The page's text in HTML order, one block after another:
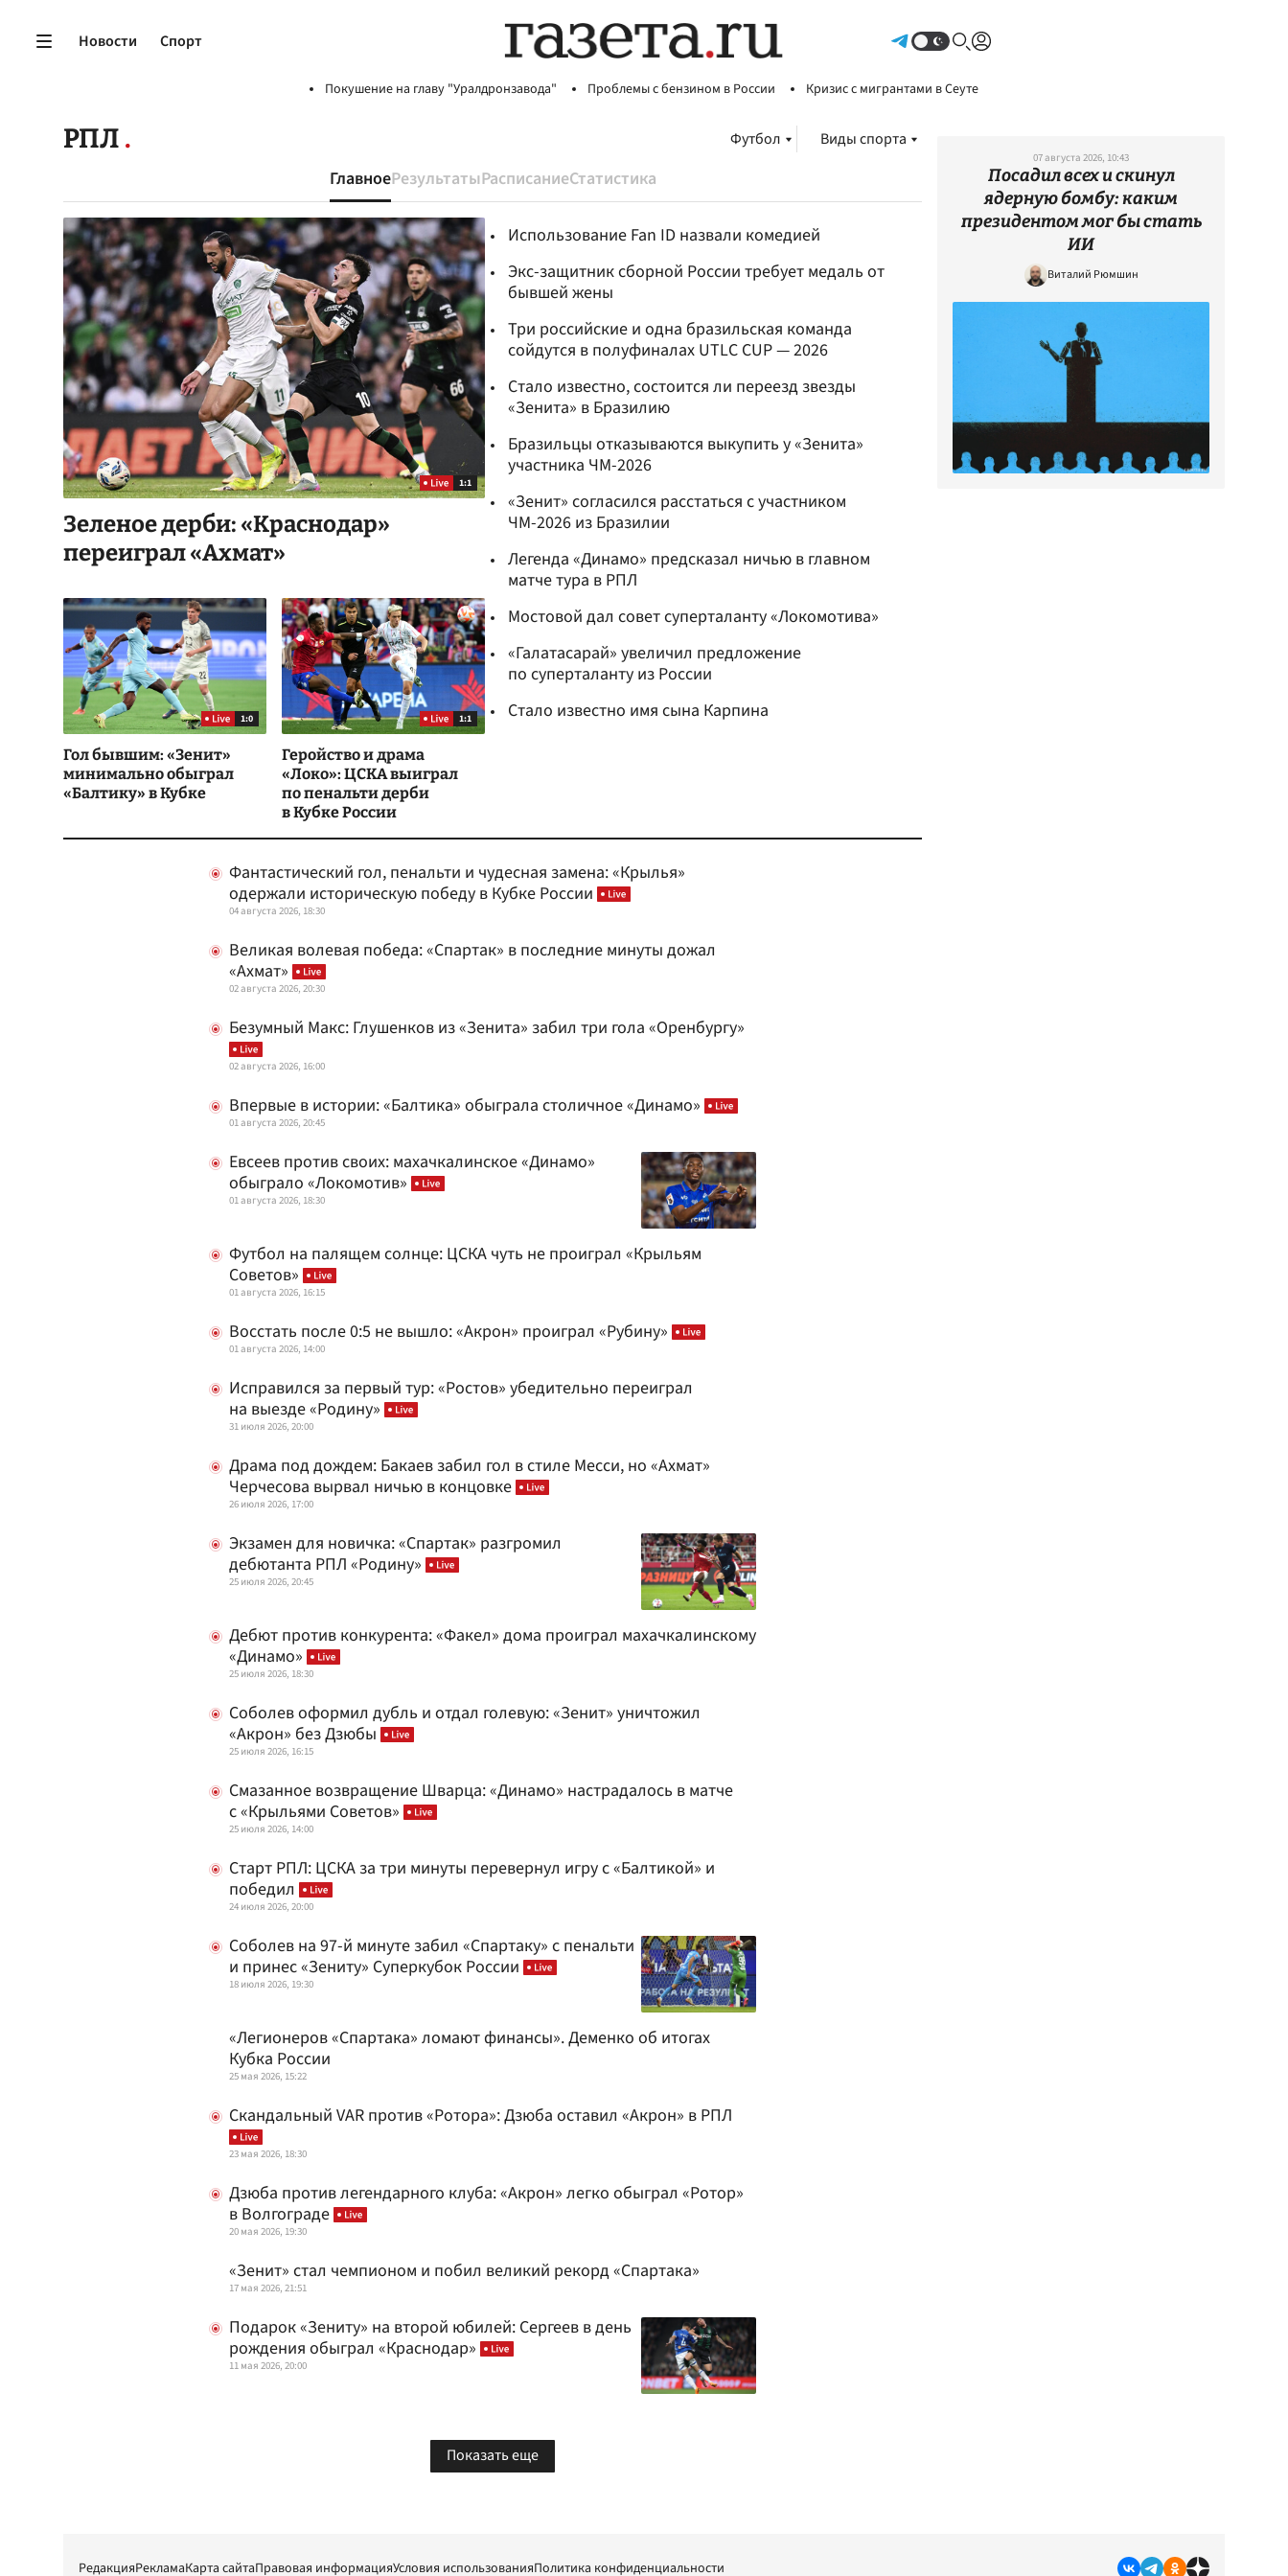
Новости Спорт
Покушение на главу "Уралдронзавода" Проблемы с бензином в России Кризис с мигрантами в Сеуте
РПЛ Футбол Виды спорта
ГлавноеРезультатыРасписаниеСтатистика
1:1
Зеленое дерби: «Краснодар»
переиграл «Ахмат»
1:0
Гол бывшим: «Зенит»
минимально обыграл
«Балтику» в Кубке
1:1
Геройство и драма
«Локо»: ЦСКА выиграл
по пенальти дерби
в Кубке России
Использование Fan ID назвали комедией
Экс-защитник сборной России требует медаль от
бывшей жены
Три российские и одна бразильская команда
сойдутся в полуфиналах UTLC CUP — 2026
Стало известно, состоится ли переезд звезды
«Зенита» в Бразилию
Бразильцы отказываются выкупить у «Зенита»
участника ЧМ-2026
«Зенит» согласился расстаться с участником
ЧМ-2026 из Бразилии
Легенда «Динамо» предсказал ничью в главном
матче тура в РПЛ
Мостовой дал совет суперталанту «Локомотива»
«Галатасарай» увеличил предложение
по суперталанту из России
Стало известно имя сына Карпина
Фантастический гол, пенальти и чудесная замена: «Крылья»
одержали историческую победу в Кубке России
04 августа 2026, 18:30
Великая волевая победа: «Спартак» в последние минуты дожал
«Ахмат»
02 августа 2026, 20:30
Безумный Макс: Глушенков из «Зенита» забил три гола «Оренбургу»
02 августа 2026, 16:00
Впервые в истории: «Балтика» обыграла столичное «Динамо»
01 августа 2026, 20:45
Евсеев против своих: махачкалинское «Динамо»
обыграло «Локомотив»
01 августа 2026, 18:30
Футбол на палящем солнце: ЦСКА чуть не проиграл «Крыльям
Советов»
01 августа 2026, 16:15
Восстать после 0:5 не вышло: «Акрон» проиграл «Рубину»
01 августа 2026, 14:00
Исправился за первый тур: «Ростов» убедительно переиграл
на выезде «Родину»
31 июля 2026, 20:00
Драма под дождем: Бакаев забил гол в стиле Месси, но «Ахмат»
Черчесова вырвал ничью в концовке
26 июля 2026, 17:00
Экзамен для новичка: «Спартак» разгромил
дебютанта РПЛ «Родину»
25 июля 2026, 20:45
Дебют против конкурента: «Факел» дома проиграл махачкалинскому
«Динамо»
25 июля 2026, 18:30
Соболев оформил дубль и отдал голевую: «Зенит» уничтожил
«Акрон» без Дзюбы
25 июля 2026, 16:15
Смазанное возвращение Шварца: «Динамо» настрадалось в матче
с «Крыльями Советов»
25 июля 2026, 14:00
Старт РПЛ: ЦСКА за три минуты перевернул игру с «Балтикой» и
победил
24 июля 2026, 20:00
Соболев на 97-й минуте забил «Спартаку» с пенальти
и принес «Зениту» Суперкубок России
18 июля 2026, 19:30
«Легионеров «Спартака» ломают финансы». Деменко об итогах
Кубка России
25 мая 2026, 15:22
Скандальный VAR против «Ротора»: Дзюба оставил «Акрон» в РПЛ
23 мая 2026, 18:30
Дзюба против легендарного клуба: «Акрон» легко обыграл «Ротор»
в Волгограде
20 мая 2026, 19:30
«Зенит» стал чемпионом и побил великий рекорд «Спартака»
17 мая 2026, 21:51
Подарок «Зениту» на второй юбилей: Сергеев в день
рождения обыграл «Краснодар»
11 мая 2026, 20:00
Показать еще
07 августа 2026, 10:43
Посадил всех и скинул
ядерную бомбу: каким
президентом мог бы стать
ИИ
Виталий Рюмшин
РедакцияРекламаКарта сайтаПравовая информацияУсловия использованияПолитика конфиденциальности